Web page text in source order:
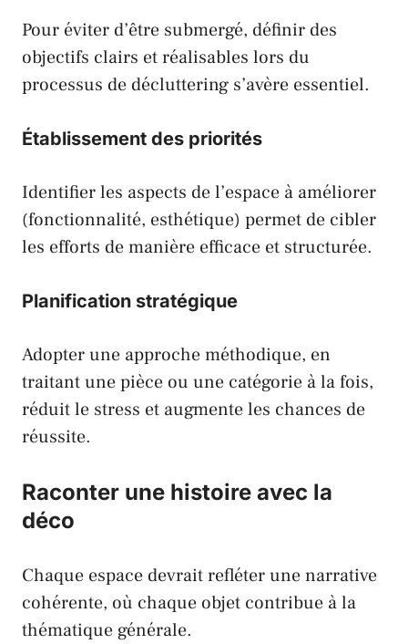
Pour éviter d’être submergé, définir des
objectifs clairs et réalisables lors du
processus de décluttering s’avère essentiel.
Établissement des priorités
Identifier les aspects de l’espace à améliorer
(fonctionnalité, esthétique) permet de cibler
les efforts de manière efficace et structurée.
Planification stratégique
Adopter une approche méthodique, en
traitant une pièce ou une catégorie à la fois,
réduit le stress et augmente les chances de
réussite.
Raconter une histoire avec la
déco
Chaque espace devrait refléter une narrative
cohérente, où chaque objet contribue à la
thématique générale.